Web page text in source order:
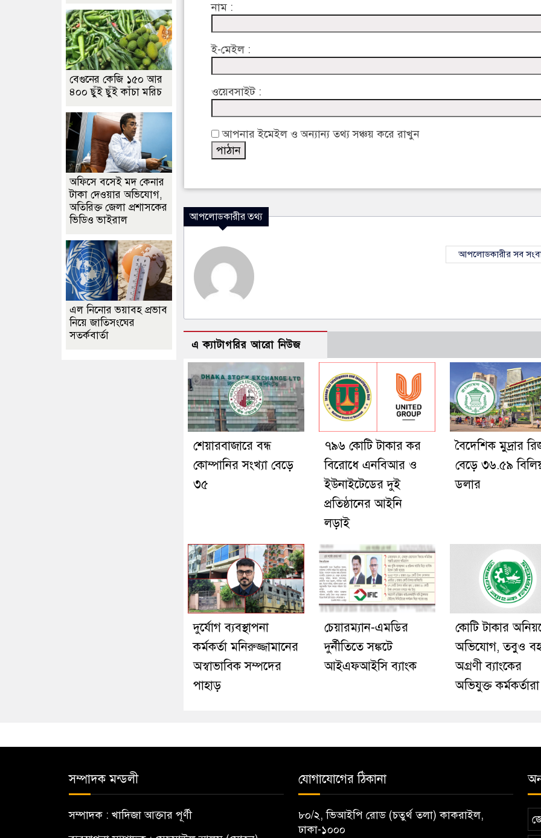
নাম :
ই-মেইল :
ওয়েবসাইট :
আপনার ইমেইল ও অন্যান্য তথ্য সঞ্চয় করে রাখুন
আপলোডকারীর তথ্য
আপলোডকারীর সব
এ ক্যাটাগরির আরো নিউজ
শেয়ারবাজারে বন্ধ
কোম্পানির সংখ্যা বেড়ে
৩৫
৭৯৬ কোটি টাকার কর
বিরোধে এনবিআর ও
ইউনাইটেডের দুই
প্রতিষ্ঠানের আইনি
লড়াই
বৈদেশিক মুদ্রার
বেড়ে ৩৬.৫৯
ডলার
দুর্যোগ ব্যবস্থাপনা
কর্মকর্তা মনিরুজ্জামানের
অস্বাভাবিক সম্পদের
পাহাড়
চেয়ারম্যান-এমডির
দুর্নীতিতে সঙ্কটে
আইএফআইসি ব্যাংক
কোটি টাকার
অভিযোগ, তবুও
অগ্রণী ব্যাংকের
অভিযুক্ত কর্মকর্তারা
বেগুনের কেজি ১৫০ আর
৪০০ ছুঁই ছুঁই কাঁচা মরিচ
অফিসে বসেই মদ কেনার
টাকা দেওয়ার অভিযোগ,
অতিরিক্ত জেলা প্রশাসকের
ভিডিও ভাইরাল
এল নিনোর ভয়াবহ প্রভাব
নিয়ে জাতিসংঘের
সতর্কবার্তা
সম্পাদক মন্ডলী
সম্পাদক : খাদিজা আক্তার পূর্ণী
যোগাযোগের ঠিকানা
৮০/২, ভিআইপি রোড (চতুর্থ তলা) কাকরাইল,
ঢাকা-১০০০